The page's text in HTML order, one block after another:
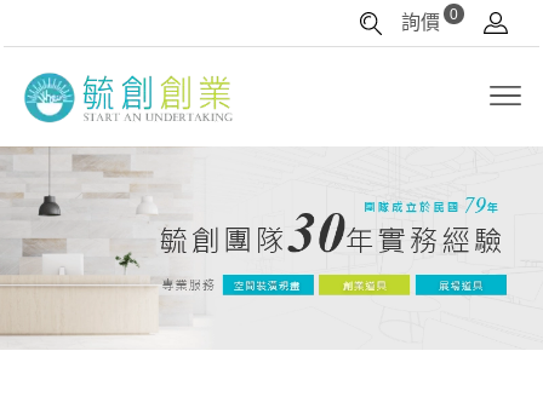
詢價 0